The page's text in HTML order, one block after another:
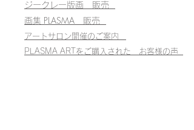
ジークレー版画 販売
画集 PLASMA 販売
アートサロン開催のご案内
PLASMA ARTをご購入された お客様の声